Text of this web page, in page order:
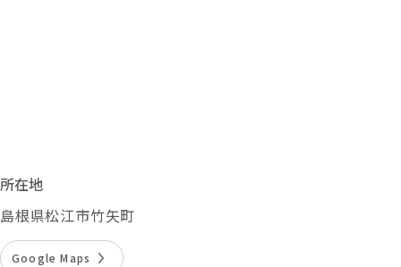
所在地
島根県松江市竹矢町
Google Maps